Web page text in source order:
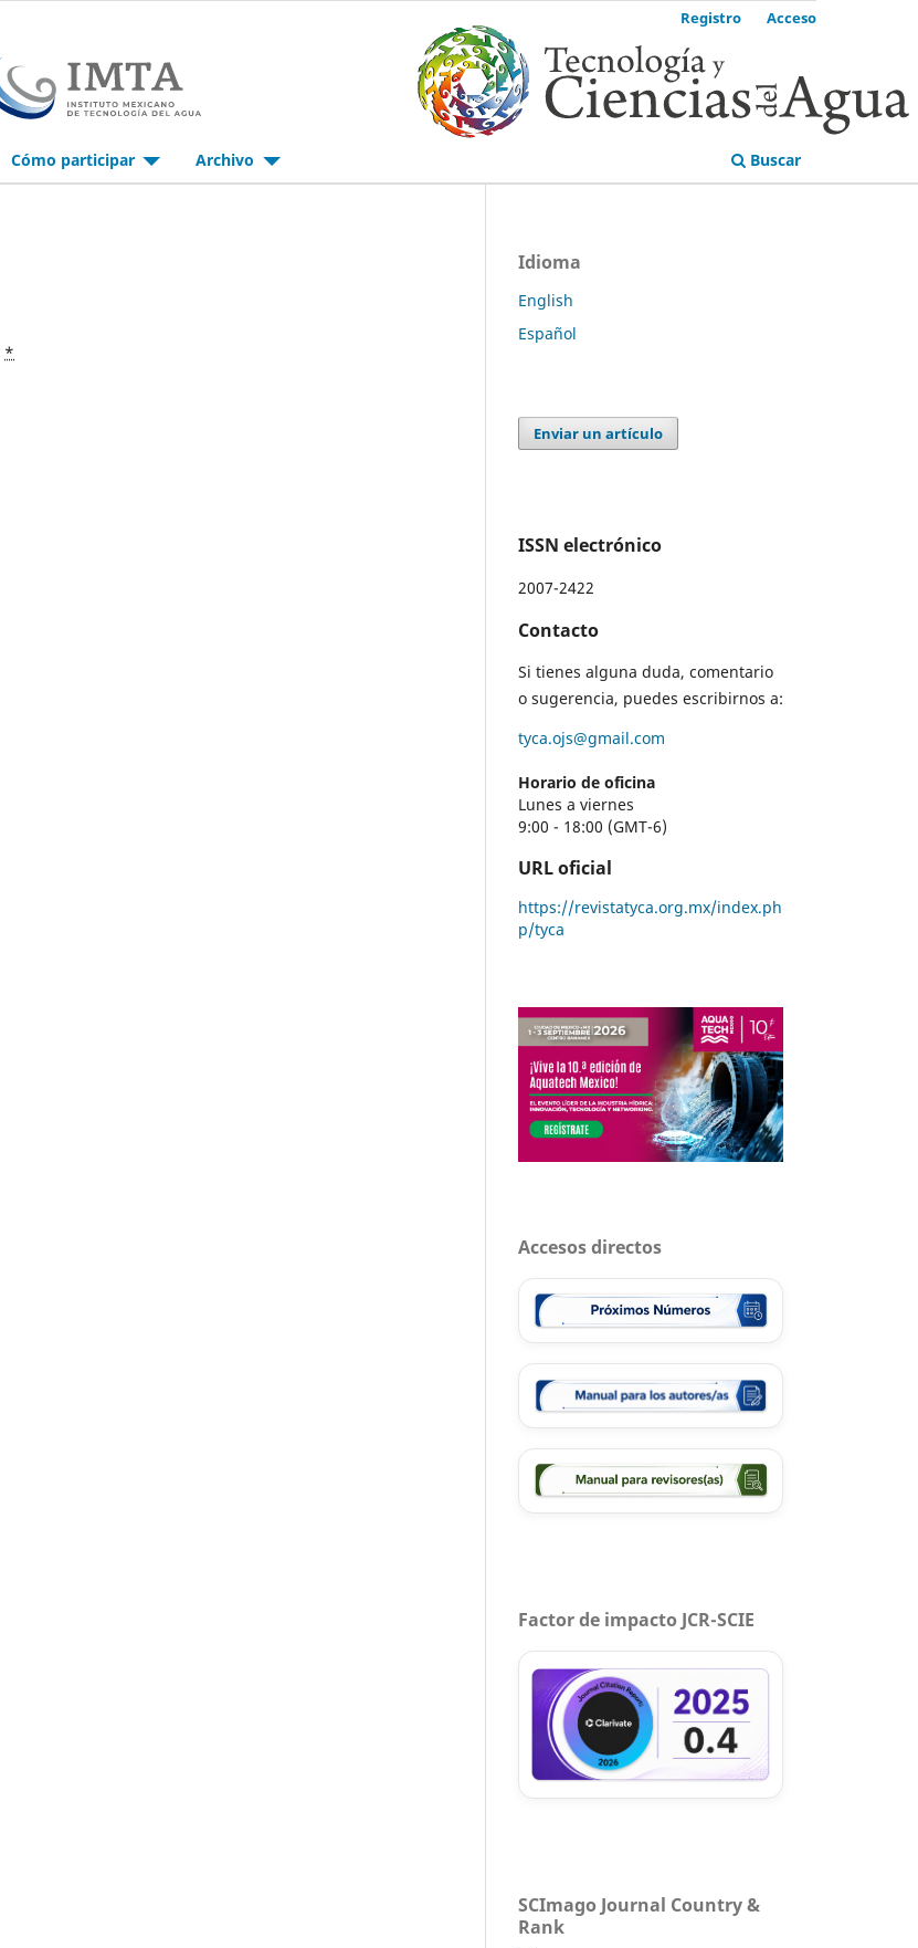
Cómo participar Archivo Buscar
Registro Acceso
*
Idioma
English
Español
Enviar un artículo
ISSN electrónico
2007-2422
Contacto
Si tienes alguna duda, comentario
o sugerencia, puedes escribirnos a:
tyca.ojs@gmail.com
Horario de oficina
Lunes a viernes
9:00 - 18:00 (GMT-6)
URL oficial
https://revistatyca.org.mx/index.ph
p/tyca
Accesos directos
Factor de impacto JCR-SCIE
SCImago Journal Country &
Rank